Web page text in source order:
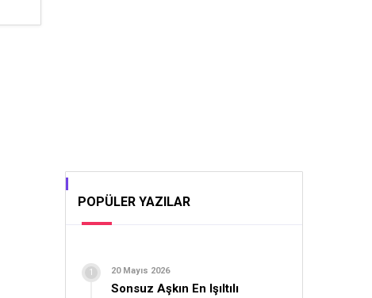
POPÜLER YAZILAR
20 Mayıs 2026
Sonsuz Aşkın En Işıltılı